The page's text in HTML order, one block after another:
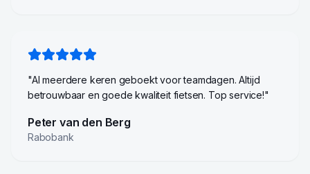
"Al meerdere keren geboekt voor teamdagen. Altijd
betrouwbaar en goede kwaliteit fietsen. Top service!"
Peter van den Berg
Rabobank